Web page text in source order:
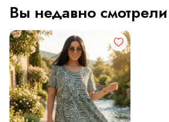
Вы недавно смотрели